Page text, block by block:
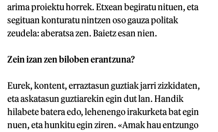
arima proiektu horrek. Etxean begiratu nituen, eta
segituan konturatu nintzen oso gauza politak
zeudela: aberatsa zen. Baietz esan nien.
Zein izan zen biloben erantzuna?
Eurek, kontent, erraztasun guztiak jarri zizkidaten,
eta askatasun guztiarekin egin dut lan. Handik
hilabete batera edo, lehenengo irakurketa bat egin
nuen, eta hunkitu egin ziren. «Amak hau entzungo